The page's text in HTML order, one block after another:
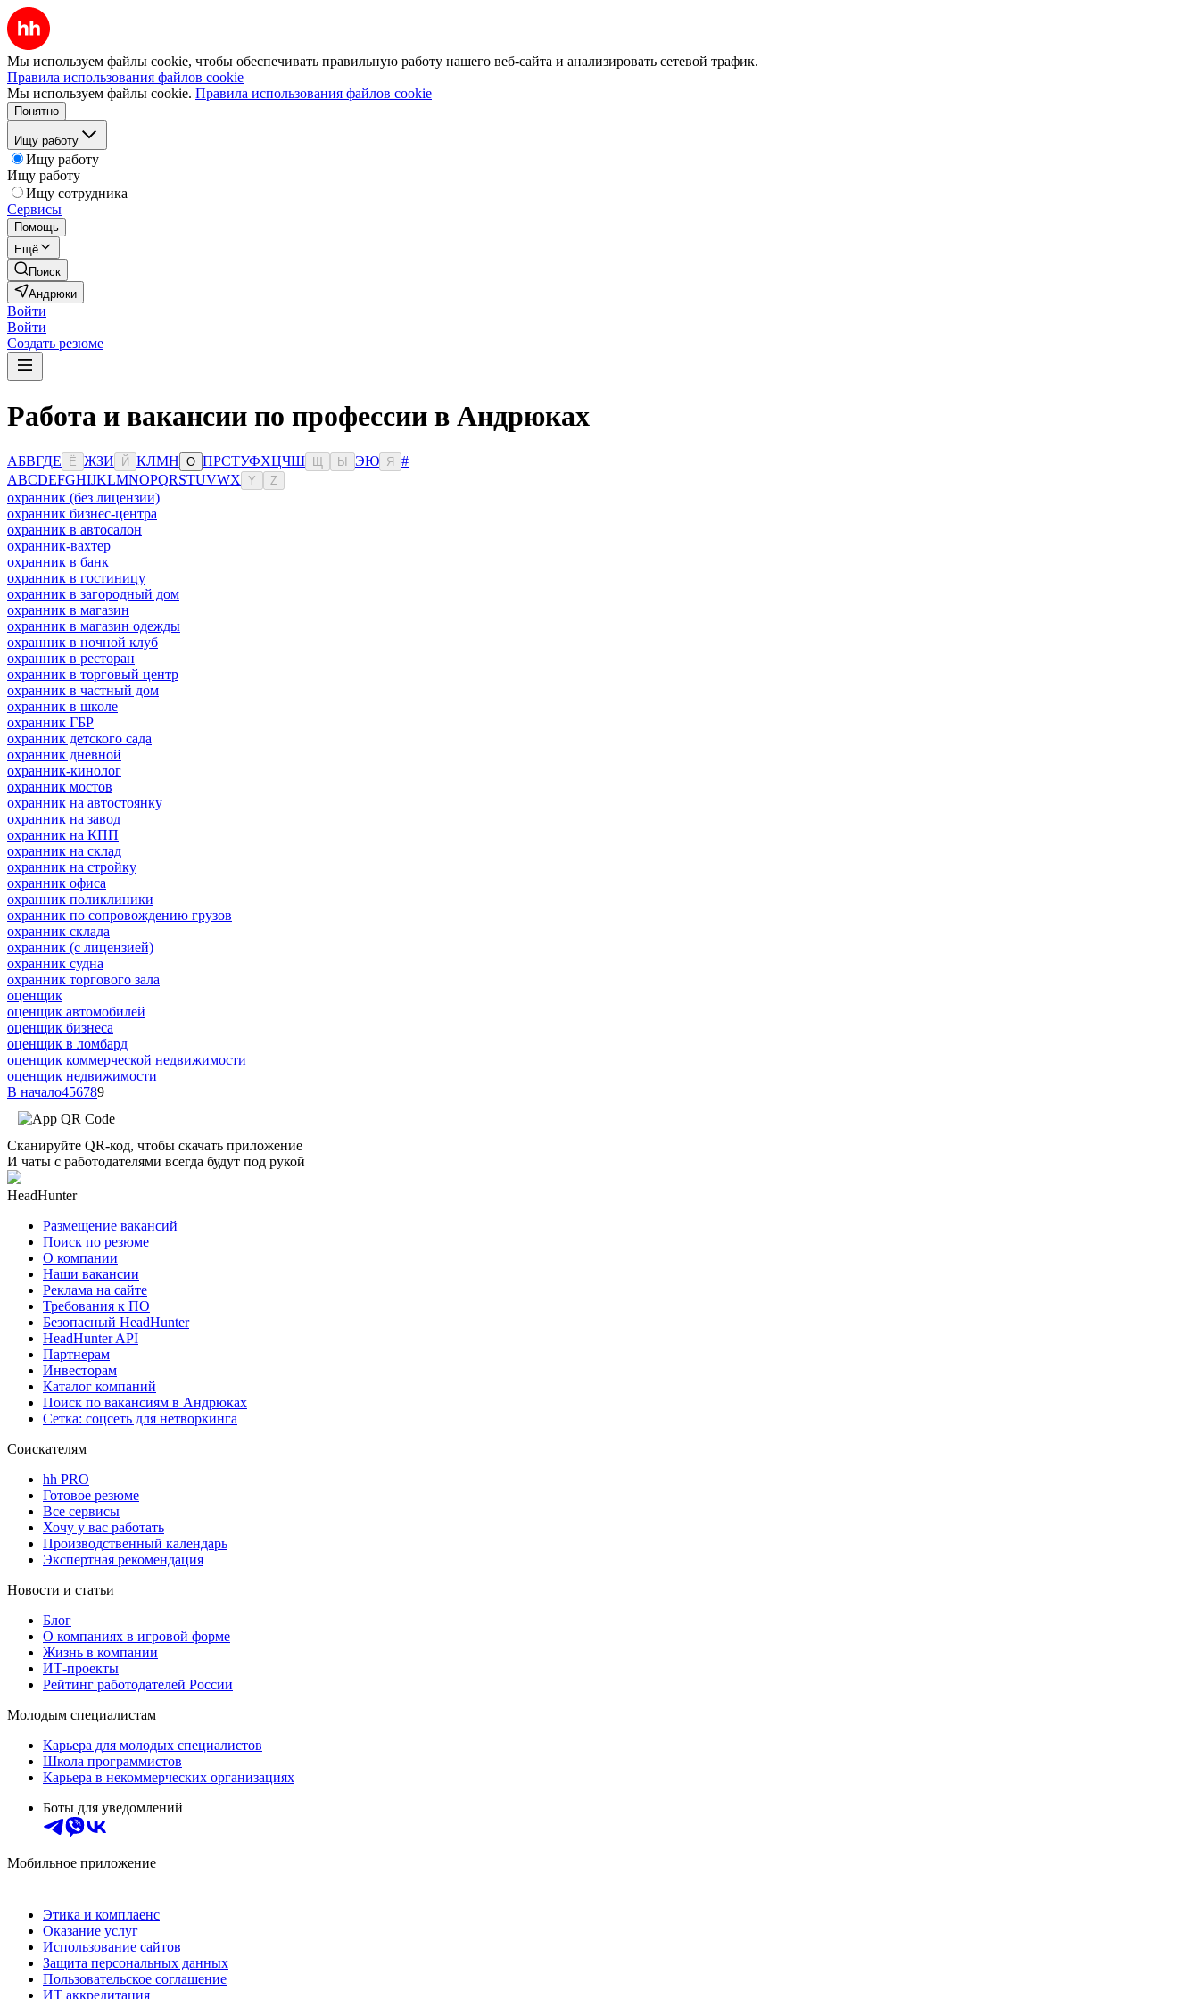
Мы используем файлы cookie, чтобы обеспечивать правильную работу нашего веб-сайта и анализировать сетевой трафик.
Правила использования файлов cookie
Мы используем файлы cookie. Правила использования файлов cookie
Понятно
Ищу работу
Ищу работу
Ищу работу
Ищу сотрудника
Сервисы
Помощь
Ещё
Поиск
Андрюки
Войти
Войти
Создать резюме
Работа и вакансии по профессии в Андрюках
АБВГДЕ Ё ЖЗИ Й КЛМН О ПРСТУФХЦЧШ Ы ЭЮ Я
#
ABCDEFGHIJKLMNOPQRSTUVWX Y Z
охранник (без лицензии)
охранник бизнес-центра
охранник в автосалон
охранник-вахтер
охранник в банк
охранник в гостиницу
охранник в загородный дом
охранник в магазин
охранник в магазин одежды
охранник в ночной клуб
охранник в ресторан
охранник в торговый центр
охранник в частный дом
охранник в школе
охранник ГБР
охранник детского сада
охранник дневной
охранник-кинолог
охранник мостов
охранник на автостоянку
охранник на завод
охранник на КПП
охранник на склад
охранник на стройку
охранник офиса
охранник поликлиники
охранник по сопровождению грузов
охранник склада
охранник (с лицензией)
охранник судна
охранник торгового зала
оценщик
оценщик автомобилей
оценщик бизнеса
оценщик в ломбард
оценщик коммерческой недвижимости
оценщик недвижимости
В начало456789
Сканируйте QR-код, чтобы скачать приложение
И чаты с работодателями всегда будут под рукой
HeadHunter
Размещение вакансий
Поиск по резюме
О компании
Наши вакансии
Реклама на сайте
Требования к ПО
Безопасный HeadHunter
HeadHunter API
Партнерам
Инвесторам
Каталог компаний
Поиск по вакансиям в Андрюках
Сетка: соцсеть для нетворкинга
Соискателям
hh PRO
Готовое резюме
Все сервисы
Хочу у вас работать
Производственный календарь
Экспертная рекомендация
Новости и статьи
Блог
О компаниях в игровой форме
Жизнь в компании
ИТ-проекты
Рейтинг работодателей России
Молодым специалистам
Карьера для молодых специалистов
Школа программистов
Карьера в некоммерческих организациях
Боты для уведомлений
Мобильное приложение
Этика и комплаенс
Оказание услуг
Использование сайтов
Защита персональных данных
Пользовательское соглашение
ИТ аккредитация